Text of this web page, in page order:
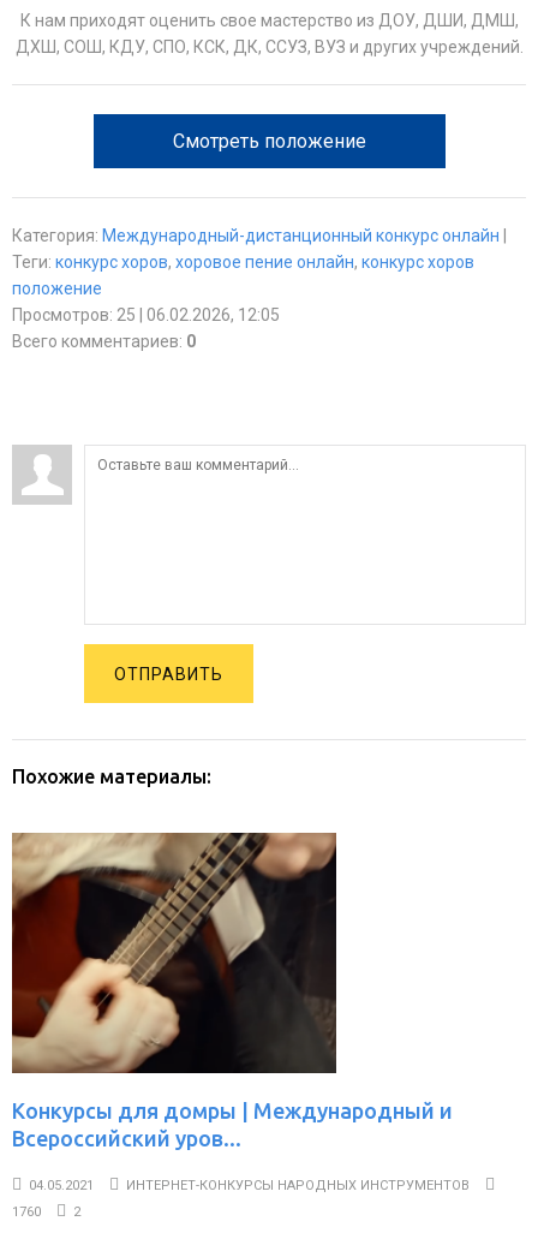
К нам приходят оценить свое мастерство из ДОУ, ДШИ, ДМШ,
ДХШ, СОШ, КДУ, СПО, КСК, ДК, ССУЗ, ВУЗ и других учреждений.
Смотреть положение
Категория: Международный-дистанционный конкурс онлайн
Теги: конкурс хоров, хоровое пение онлайн, конкурс хоров
положение
Просмотров: 25 | 06.02.2026, 12:05
Всего комментариев: 0
ОТПРАВИТЬ
Похожие материалы:
Конкурсы для домры | Международный и
Всероссийский уров...
04.05.2021
ИНТЕРНЕТ-КОНКУРСЫ НАРОДНЫХ ИНСТРУМЕНТОВ
1760
2